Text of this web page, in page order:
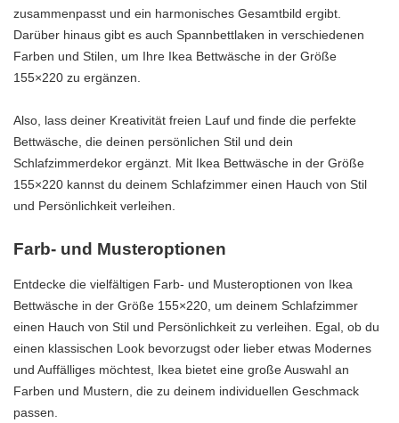
zusammenpasst und ein harmonisches Gesamtbild ergibt.
Darüber hinaus gibt es auch Spannbettlaken in verschiedenen
Farben und Stilen, um Ihre Ikea Bettwäsche in der Größe
155×220 zu ergänzen.
Also, lass deiner Kreativität freien Lauf und finde die perfekte
Bettwäsche, die deinen persönlichen Stil und dein
Schlafzimmerdekor ergänzt. Mit Ikea Bettwäsche in der Größe
155×220 kannst du deinem Schlafzimmer einen Hauch von Stil
und Persönlichkeit verleihen.
Farb- und Musteroptionen
Entdecke die vielfältigen Farb- und Musteroptionen von Ikea
Bettwäsche in der Größe 155×220, um deinem Schlafzimmer
einen Hauch von Stil und Persönlichkeit zu verleihen. Egal, ob du
einen klassischen Look bevorzugst oder lieber etwas Modernes
und Auffälliges möchtest, Ikea bietet eine große Auswahl an
Farben und Mustern, die zu deinem individuellen Geschmack
passen.